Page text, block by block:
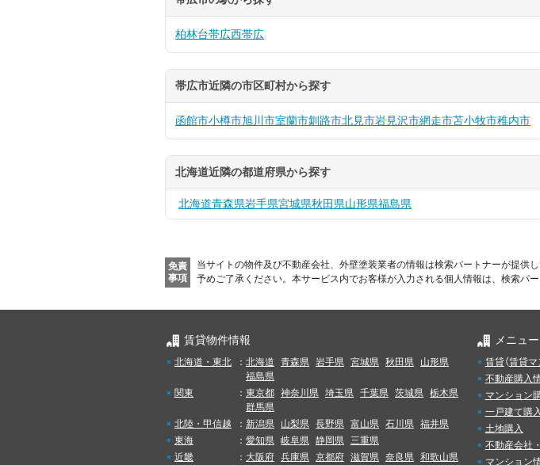
柏林台帯広西帯広
帯広市近隣の市区町村から探す
函館市小樽市旭川市室蘭市釧路市北見市岩見沢市網走市苫小牧市稚内市
北海道近隣の都道府県から探す
北海道青森県岩手県宮城県秋田県山形県福島県
免責
事項
当サイトの物件及び不動産会社、外壁塗装業者の情報は検索パートナーが提供
予めご了承ください。 本サービス内でお客様が入力される個人情報は、検索パ
賃貸物件情報
北海道・東北 ： 北海道 青森県 岩手県 宮城県 秋田県
山形県
福島県
関東
： 東京都 神奈川県 埼玉県 千葉県 茨城県 栃木県
群馬県
北陸・甲信越
： 新潟県 山梨県 長野県 富山県 石川県 福井県
東海
： 愛知県 岐阜県 静岡県 三重県
近畿
： 大阪府 兵庫県 京都府 滋賀県 奈良県 和歌山県
メニュー
賃貸（賃貸マ
不動産購入
マンション
一戸建て購入
土地購入
不動産会社
マンション